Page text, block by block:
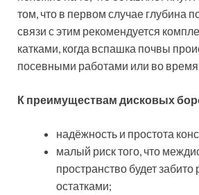
том, что в первом случае глубина
связи с этим рекомендуется
катками, когда вспашка почвы
посевными работами или во
К преимуществам дисковых
надёжность и простота
малый риск того, что
пространство будет
остатками;